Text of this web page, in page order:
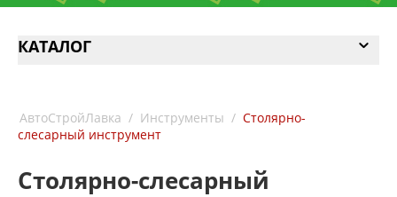
КАТАЛОГ
АвтоСтройЛавка / Инструменты / Столярно-
слесарный инструмент
Столярно-слесарный